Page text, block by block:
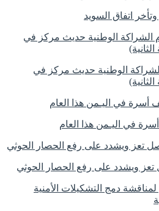
اتفاق السويد
الوطنية حديث مركز في
تعز ويشدد على رفع الحصار الحوثي